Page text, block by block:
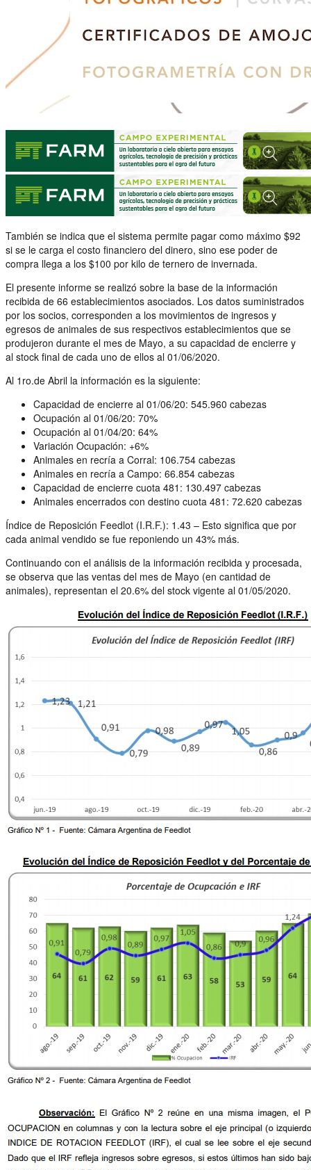
También se indica que el sistema permite pagar como máximo $92
si se le carga el costo financiero del dinero, sino ese poder de
compra llega a los $100 por kilo de ternero de invernada.
El presente informe se realizó sobre la base de la información
recibida de 66 establecimientos asociados. Los datos suministrados
por los socios, corresponden a los movimientos de ingresos y
egresos de animales de sus respectivos establecimientos que se
produjeron durante el mes de Mayo, a su capacidad de encierre y
al stock final de cada uno de ellos al 01/06/2020.
Al 1ro.de Abril la información es la siguiente:
Capacidad de encierre al 01/06/20: 545.960 cabezas
Ocupación al 01/06/20: 70%
Ocupación al 01/04/20: 64%
Variación Ocupación: +6%
Animales en recría a Corral: 106.754 cabezas
Animales en recría a Campo: 66.854 cabezas
Capacidad de encierre cuota 481: 130.497 cabezas
Animales encerrados con destino cuota 481: 72.620 cabezas
Índice de Reposición Feedlot (I.R.F.): 1.43 – Esto significa que por
cada animal vendido se fue reponiendo un 43% más.
Continuando con el análisis de la información recibida y procesada,
se observa que las ventas del mes de Mayo (en cantidad de
animales), representan el 20.6% del stock vigente al 01/05/2020.